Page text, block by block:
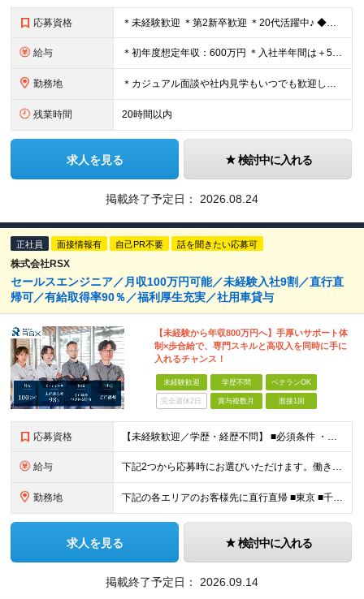
応募資格 ＊未経験歓迎 ＊第2新卒歓迎 ＊20代活躍中♪ ◆学歴不問 ◆社会人経験の浅い方も歓迎します！ ＼こんな方にピッタリです！／ ★メリハリのあるワークスタイルを実現したい方 ★モノづくりや住宅デザイ
給与 ＊初年度想定年収：600万円 ＊入社半年間は＋5万円～の業績手当も付与◎ ◆月給30万円～＋業績手当5万円(半年間保証)～ ※固定残業代88,746円/45時間分含む (所定外残業代 25,356
勤務地 ＊カジュアル面談や社内見学もいつでも歓迎してます！ ＊駅直結・最新設備の綺麗なオフィスです！ 【本社】 東京都港区虎ノ門2丁目4番7号 T-LITE 7階 (変更の範囲)上記を除く当社関連勤務地
残業時間 20時間以内
求人を見る 検討中に入れる
掲載終了予定日： 2026.08.24
正社員 面接情報有 自己PR不要 話を聞きたい応募可
株式会社RSX
セールスエンジニア／月収100万円可能／未経験入社9割／直行直
帰可／有給取得率90％／福利厚生充実／社用車貸与
【未経験から年収800万円へ】手厚いサポート体
制×歩合給で、専門スキルと高収入を同時に手に
入れるチャンス！
未経験歓迎 学歴不問 ベテランOK
完全週休2日 賞与複数月 面接1回
応募資格 【未経験歓迎／学歴・経歴不問】 ■必須条件 ・普通自動車免許（AT限定可）のみ 特別なスキルや経験は一切不要。 実際に、社員の9割以上が未経験スタートです。 「工具を触ったことがない」 「現場仕
給与 下記2つから応募時にお選びいただけます。働き⽅は⼊社後にも変更可能。 《歩合特化型》 ・⽉給30万円以上＋インセンティブ（還元率10％〜18.5％） ・想定年収400万円〜800万円・休⽇数⽉8⽇
勤務地 下記の各エリアのお客様先に直⾏直帰 ■東京 ■千葉 ■埼玉 ■栃木 ■大阪 ■名古屋 ■長野 ■富山 ■岡山 ※転居を伴う転勤はありません。 ※社⽤⾞通勤可（駐⾞場あり） ＼出社義務はありません／
求人を見る 検討中に入れる
掲載終了予定日： 2026.09.14